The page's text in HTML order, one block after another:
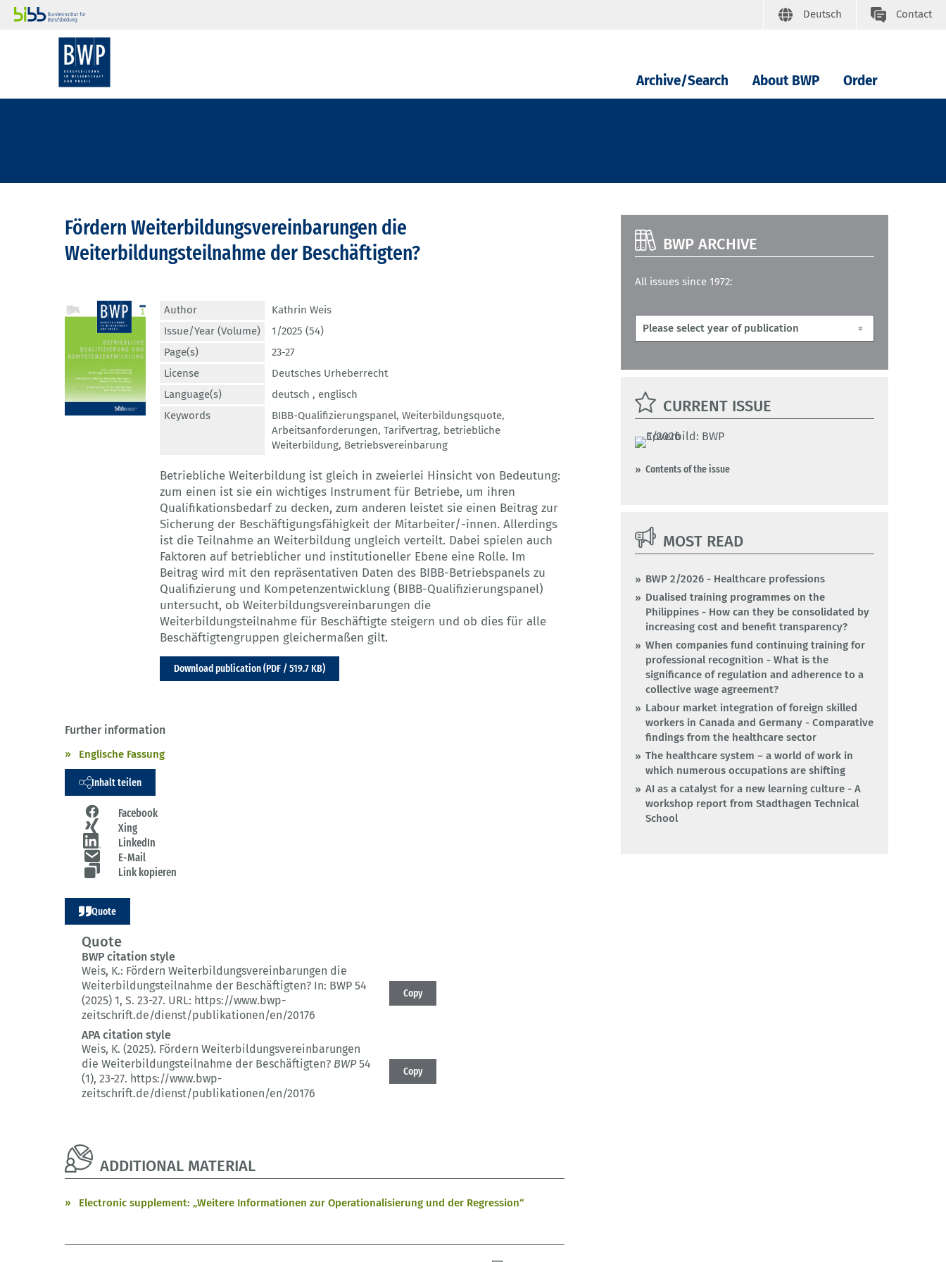
Deutsch Contact
Archive/Search About BWP Order
Fördern Weiterbildungsvereinbarungen die
Weiterbildungsteilnahme der Beschäftigten?
Author
Kathrin Weis
Issue/Year (Volume)
1/2025 (54)
Page(s)
23-27
License
Deutsches Urheberrecht
Language(s)
deutsch , englisch
Keywords
BIBB-Qualifizierungspanel, Weiterbildungsquote,
Arbeitsanforderungen, Tarifvertrag, betriebliche
Weiterbildung, Betriebsvereinbarung
Betriebliche Weiterbildung ist gleich in zweierlei Hinsicht von Bedeutung:
zum einen ist sie ein wichtiges Instrument für Betriebe, um ihren
Qualifikationsbedarf zu decken, zum anderen leistet sie einen Beitrag zur
Sicherung der Beschäftigungsfähigkeit der Mitarbeiter/-innen. Allerdings
ist die Teilnahme an Weiterbildung ungleich verteilt. Dabei spielen auch
Faktoren auf betrieblicher und institutioneller Ebene eine Rolle. Im
Beitrag wird mit den repräsentativen Daten des BIBB-Betriebspanels zu
Qualifizierung und Kompetenzentwicklung (BIBB-Qualifizierungspanel)
untersucht, ob Weiterbildungsvereinbarungen die
Weiterbildungsteilnahme für Beschäftigte steigern und ob dies für alle
Beschäftigtengruppen gleichermaßen gilt.
Download publication (PDF / 519.7 KB)
Further information
Englische Fassung
Inhalt teilen
Facebook
Xing
LinkedIn
E-Mail
Link kopieren
Quote
Quote
BWP citation style
Weis, K.: Fördern Weiterbildungsvereinbarungen die
Weiterbildungsteilnahme der Beschäftigten? In: BWP 54
(2025) 1, S. 23-27. URL: https://www.bwp-
zeitschrift.de/dienst/publikationen/en/20176
Copy
APA citation style
Weis, K. (2025). Fördern Weiterbildungsvereinbarungen
die Weiterbildungsteilnahme der Beschäftigten? BWP54
(1), 23-27. https://www.bwp-
zeitschrift.de/dienst/publikationen/en/20176
Copy
ADDITIONAL MATERIAL
Electronic supplement: „Weitere Informationen zur Operationalisierung und der Regression“
BWP ARCHIVE
All issues since 1972:
CURRENT ISSUE
Contents of the issue
MOST READ
BWP 2/2026 - Healthcare professions
Dualised training programmes on the
Philippines - How can they be consolidated by
increasing cost and benefit transparency?
When companies fund continuing training for
professional recognition - What is the
significance of regulation and adherence to a
collective wage agreement?
Labour market integration of foreign skilled
workers in Canada and Germany - Comparative
findings from the healthcare sector
The healthcare system – a world of work in
which numerous occupations are shifting
AI as a catalyst for a new learning culture - A
workshop report from Stadthagen Technical
School